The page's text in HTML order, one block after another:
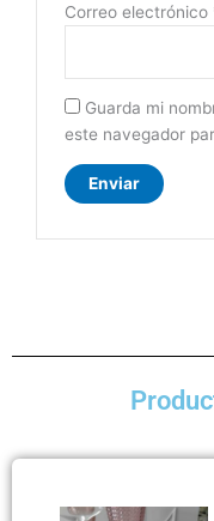
Correo electrónico
Guarda mi
este navegador